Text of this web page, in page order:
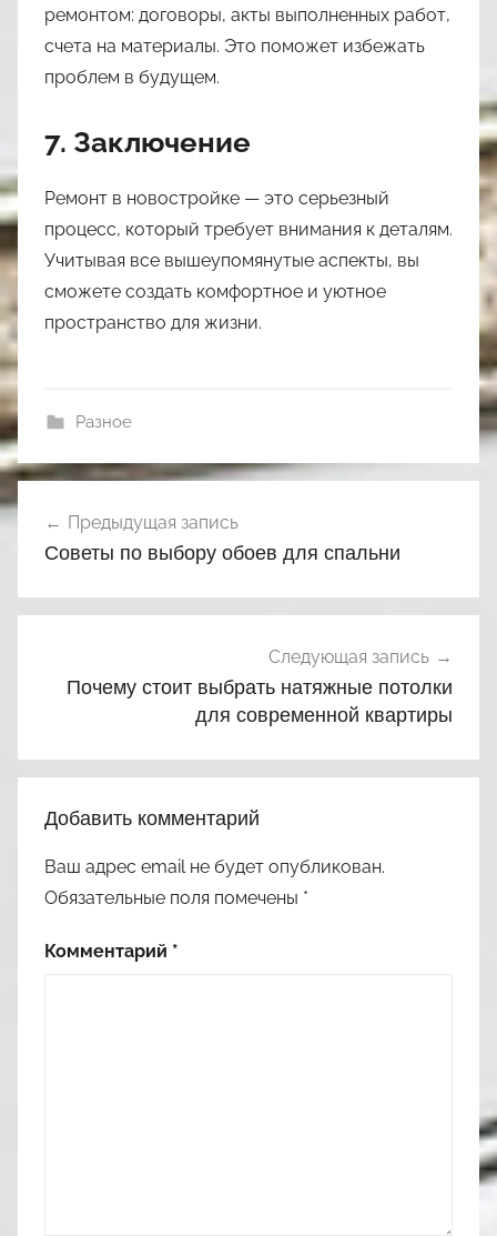
ремонтом: договоры, акты выполненных работ,
счета на материалы. Это поможет избежать
проблем в будущем.
7. Заключение
Ремонт в новостройке — это серьезный
процесс, который требует внимания к деталям.
Учитывая все вышеупомянутые аспекты, вы
сможете создать комфортное и уютное
пространство для жизни.
Разное
Навигация
по
Предыдущая запись
Советы по выбору обоев для спальни
Следующая запись
Почему стоит выбрать натяжные потолки
для современной квартиры
Добавить комментарий
Ваш адрес email не будет опубликован.
Обязательные поля помечены *
Комментарий *